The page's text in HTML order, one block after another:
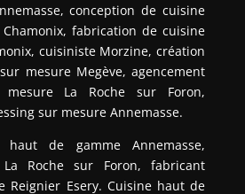
conception de cuisine
fabrication de cuisine
cuisiniste Morzine, création
mesure Megève, agencement
La Roche sur Foron,
sur mesure Annemasse.
haut de gamme Annemasse,
Roche sur Foron, fabricant
Reignier Esery. Cuisine haut de